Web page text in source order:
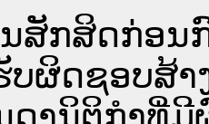
ສັກ​ສິດ​ກ່ອນ​
ຜິດ​ຊອບ​ສ້າ
ດານິຕິກໍາທີ່ມີ